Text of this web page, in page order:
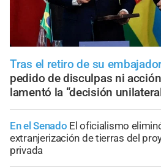
Tras el retiro de su
pedido de disculpas ni
lamentó la “decisión
En el Senado El oficialismo
extranjerización de tierras del
privada